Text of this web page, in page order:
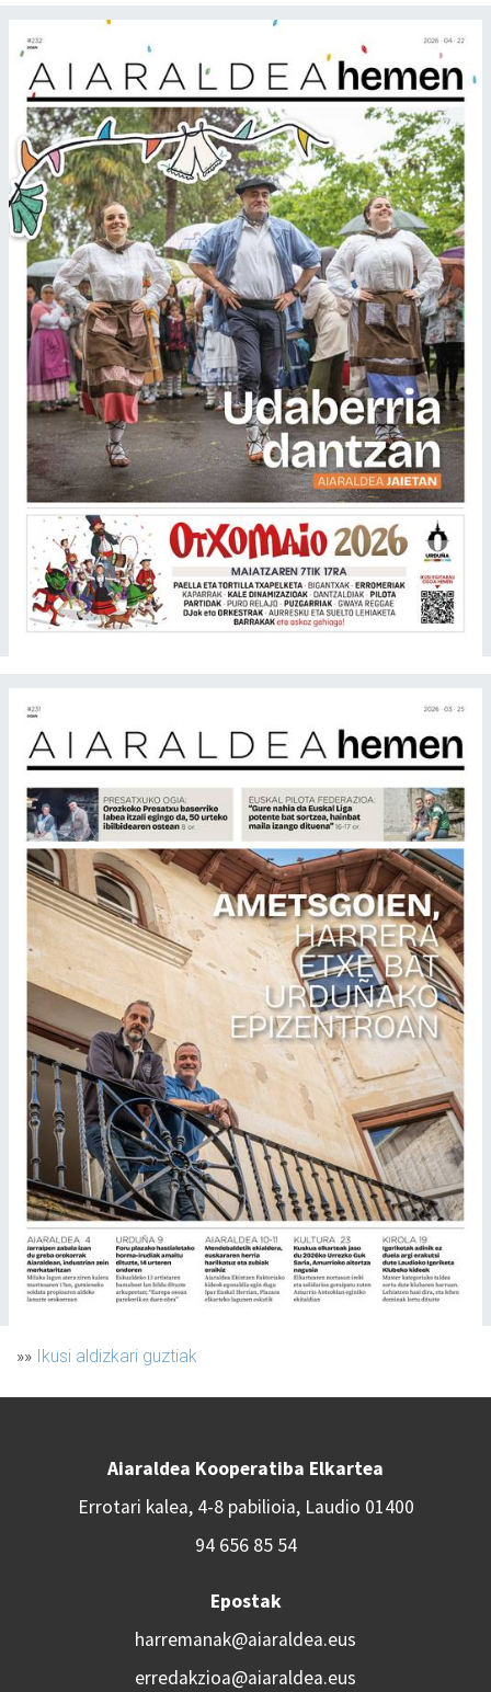
»» Ikusi aldizkari guztiak
Aiaraldea Kooperatiba Elkartea
Errotari kalea, 4-8 pabilioia, Laudio 01400
94 656 85 54
Epostak
harremanak@aiaraldea.eus
erredakzioa@aiaraldea.eus